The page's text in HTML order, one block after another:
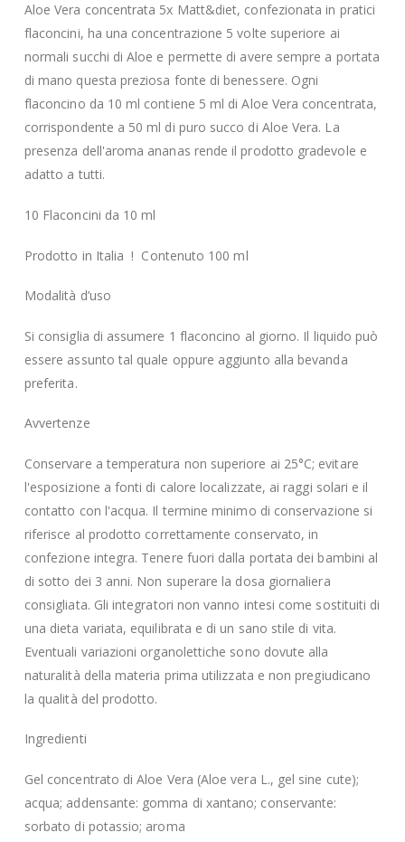
Aloe Vera concentrata 5x Matt&diet, confezionata in pratici
flaconcini, ha una concentrazione 5 volte superiore ai
normali succhi di Aloe e permette di avere sempre a portata
di mano questa preziosa fonte di benessere. Ogni
flaconcino da 10 ml contiene 5 ml di Aloe Vera concentrata,
corrispondente a 50 ml di puro succo di Aloe Vera. La
presenza dell'aroma ananas rende il prodotto gradevole e
adatto a tutti.
10 Flaconcini da 10 ml
Prodotto in Italia ! Contenuto 100 ml
Modalità d’uso
Si consiglia di assumere 1 flaconcino al giorno. Il liquido può
essere assunto tal quale oppure aggiunto alla bevanda
preferita.
Avvertenze
Conservare a temperatura non superiore ai 25°C; evitare
l'esposizione a fonti di calore localizzate, ai raggi solari e il
contatto con l'acqua. Il termine minimo di conservazione si
riferisce al prodotto correttamente conservato, in
confezione integra. Tenere fuori dalla portata dei bambini al
di sotto dei 3 anni. Non superare la dosa giornaliera
consigliata. Gli integratori non vanno intesi come sostituiti di
una dieta variata, equilibrata e di un sano stile di vita.
Eventuali variazioni organolettiche sono dovute alla
naturalità della materia prima utilizzata e non pregiudicano
la qualità del prodotto.
Ingredienti
Gel concentrato di Aloe Vera (Aloe vera L., gel sine cute);
acqua; addensante: gomma di xantano; conservante:
sorbato di potassio; aroma